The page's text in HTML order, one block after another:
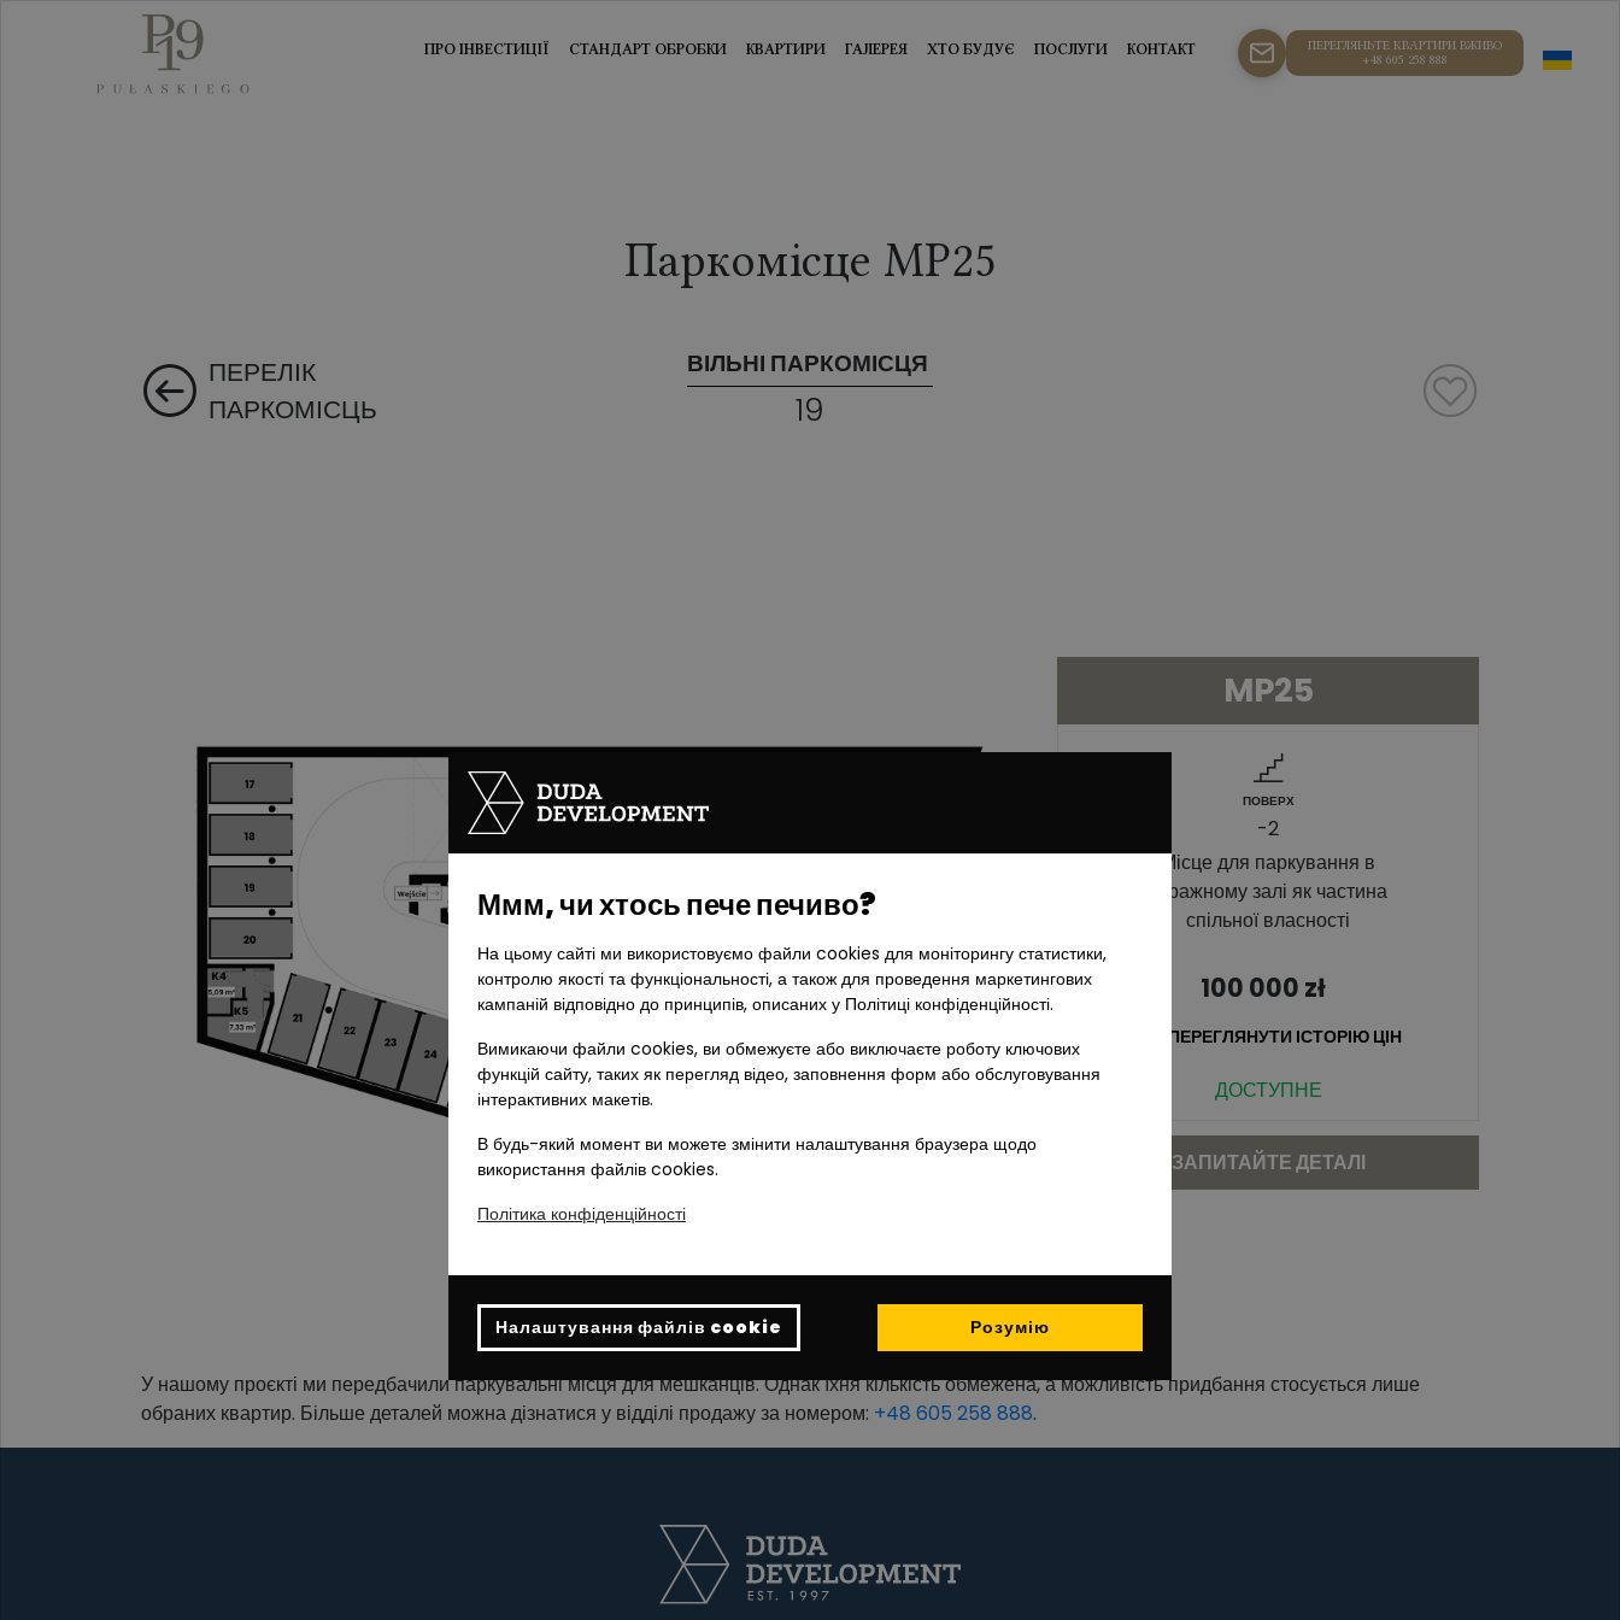
Ммм, чи хтось пече печиво?
На цьому сайті ми використовуємо файли cookies для моніторингу статистики,
контролю якості та функціональності, а також для проведення маркетингових
кампаній відповідно до принципів, описаних у Політиці конфіденційності.
Вимикаючи файли cookies, ви обмежуєте або виключаєте роботу ключових
функцій сайту, таких як перегляд відео, заповнення форм або обслуговування
інтерактивних макетів.
В будь-який момент ви можете змінити налаштування браузера щодо
використання файлів cookies.
Політика конфіденційності
Налаштування файлів cookie Розумію
ПЕРЕГЛЯНЬТЕ КВАРТИРИ ВЖИВО
+48 605 258 888
ПРО ІНВЕСТИЦІЇ СТАНДАРТ ОБРОБКИ КВАРТИРИ ГАЛЕРЕЯ ХТО БУДУЄ ПОСЛУГИ КОНТАКТ
Паркомісце MP25
ПЕРЕЛІК
ПАРКОМІСЦЬ
ВІЛЬНІ ПАРКОМІСЦЯ
19
MP25
ПОВЕРХ
-2
Місце для паркування в
гаражному залі як частина
спільної власності
100 000 zł
ПЕРЕГЛЯНУТИ ІСТОРІЮ ЦІН
ДОСТУПНЕ
ЗАПИТАЙТЕ ДЕТАЛІ
У нашому проєкті ми передбачили паркувальні місця для мешканців. Однак їхня кількість обмежена, а можливість придбання стосується лише
обраних квартир. Більше деталей можна дізнатися у відділі продажу за номером: +48 605 258 888.